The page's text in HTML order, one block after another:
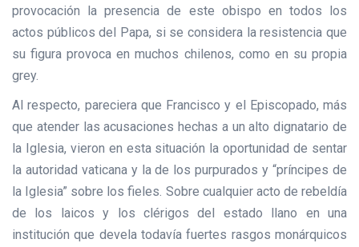
provocación la presencia de este obispo en todos los
actos públicos del Papa, si se considera la resistencia que
su figura provoca en muchos chilenos, como en su propia
grey.
Al respecto, pareciera que Francisco y el Episcopado, más
que atender las acusaciones hechas a un alto dignatario de
la Iglesia, vieron en esta situación la oportunidad de sentar
la autoridad vaticana y la de los purpurados y “príncipes de
la Iglesia” sobre los fieles. Sobre cualquier acto de rebeldía
de los laicos y los clérigos del estado llano en una
institución que devela todavía fuertes rasgos monárquicos